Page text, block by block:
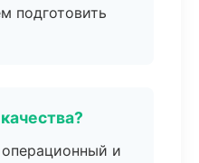
подготовить
и